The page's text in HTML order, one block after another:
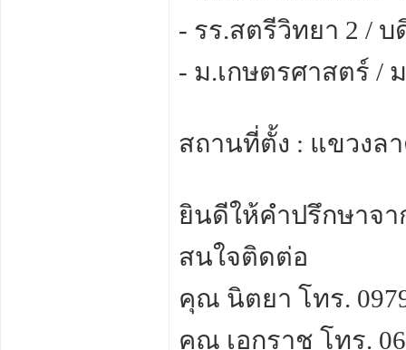
- รร.สตรีวิทยา 2 /
- ม.เกษตรศาสตร์ /
สถานที่ตั้ง : แขวงล
ยินดีให้คำปรึกษาจ
สนใจติดต่อ
คุณ นิตยา โทร.
คุณ เอกราช โทร.